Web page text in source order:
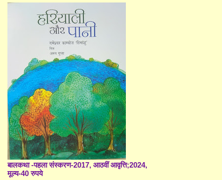
बालकथा -पहला संस्करण-2017, आठवीं आवृत्ति;2024,
मूल्य-40 रुपये